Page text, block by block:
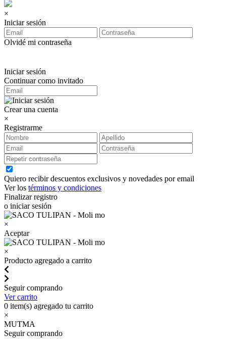
×
Iniciar sesión
Olvidé mi contraseña
Iniciar sesión
Continuar como invitado
Crear una cuenta
×
Registrarme
Quiero recibir descuentos exclusivos y novedades por email
Ver los términos y condiciones
Finalizar registro
o iniciar sesión
×
Aceptar
×
Producto agregado a carrito
Seguir comprando
Ver carrito
0 item(s) agregado tu carrito
×
MUTMA
Seguir comprando